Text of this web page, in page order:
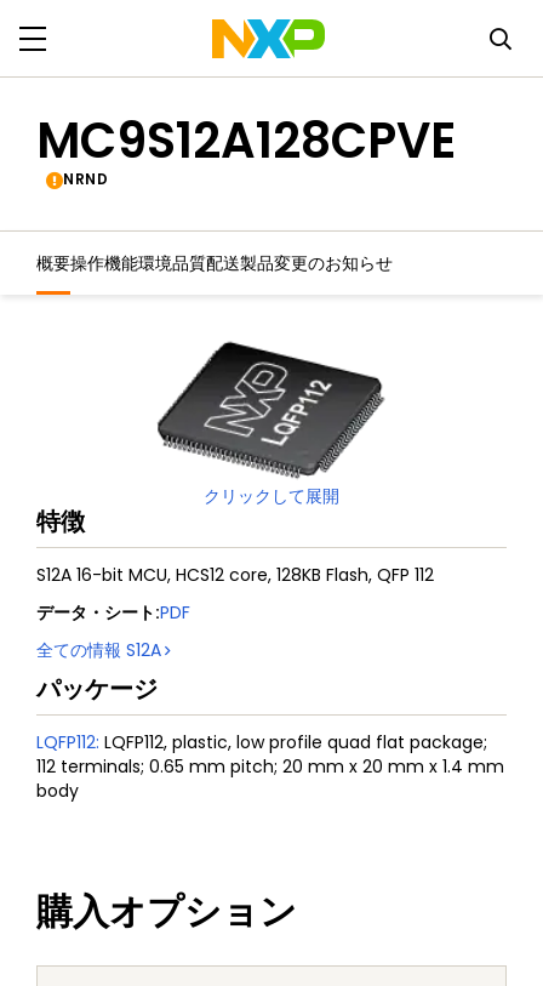
MC9S12A128CPVE
NRND
概要操作機能環境品質配送製品変更のお知らせ
クリックして展開
特徴
S12A 16-bit MCU, HCS12 core, 128KB Flash, QFP 112
データ・シート:PDF
全ての情報 S12A
パッケージ
LQFP112: LQFP112, plastic, low profile quad flat package;
112 terminals; 0.65 mm pitch; 20 mm x 20 mm x 1.4 mm
body
購入オプション